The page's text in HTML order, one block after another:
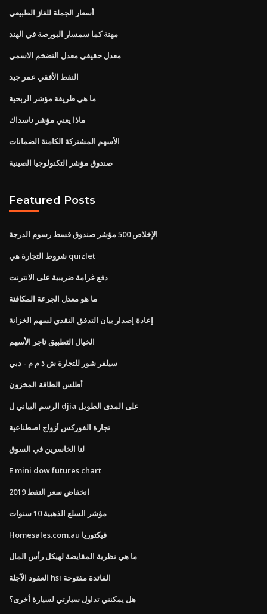
أسعار الجملة للغاز الطبيعي
مهنة كما سمسار البورصة في الهند
معدل حقيقي معدل التضخم الاسمي
النفط الأفقي عمر جيد
ما هي طريقة مؤشر الربحية
ماذا يعني مؤشر ناسداك
الأسهم المشتركة الكامنة الضمانات
صندوق مؤشر التكنولوجيا الصينية
Featured Posts
الإخلاص 500 مؤشر صندوق قسط رسوم الدرجة
شروط التجارة هي quizlet
دفع غرامة ضريبية على الانترنت
ما هو معدل الجرعة المكافئة
إعادة إصدار بيان التدفق النقدي لسهم الخزانة
الخيال التطبيق تاجر الأسهم
سيلفر شور للتجارة ش ذ م م - دبي
أطلس الطاقة المخزون
الرسم البياني ل djia على المدى الطويل
تجارة الفوركس أزواج اصطناعية
لنا الخاسرين في السوق
E mini dow futures chart
انخفاض سعر النفط 2019
مؤشر السلع الذهبية 10 سنوات
Homesales.com.au فيكتوريا
ما هي نظرية المقايضة لهيكل رأس المال
العقود الآجلة hsi الفائدة مفتوحة
هل يمكنني تداول سيارتي لسيارة أخرى؟